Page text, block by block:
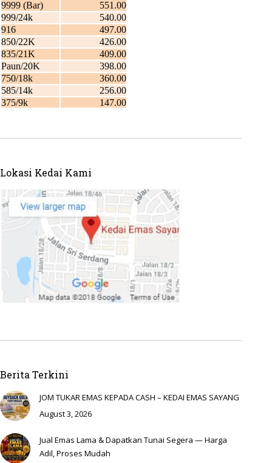
Lokasi Kedai Kami
Berita Terkini
JOM TUKAR EMAS KEPADA CASH – KEDAI EMAS SAYANG
August 3, 2026
Jual Emas Lama & Dapatkan Tunai Segera — Harga
Adil, Proses Mudah